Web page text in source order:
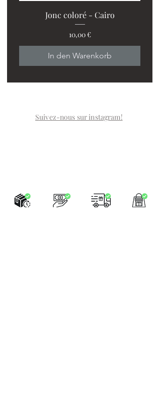
Jonc coloré - Cairo
Preis
10,00 €
In den Warenkorb
Suivez-nous sur instagram!